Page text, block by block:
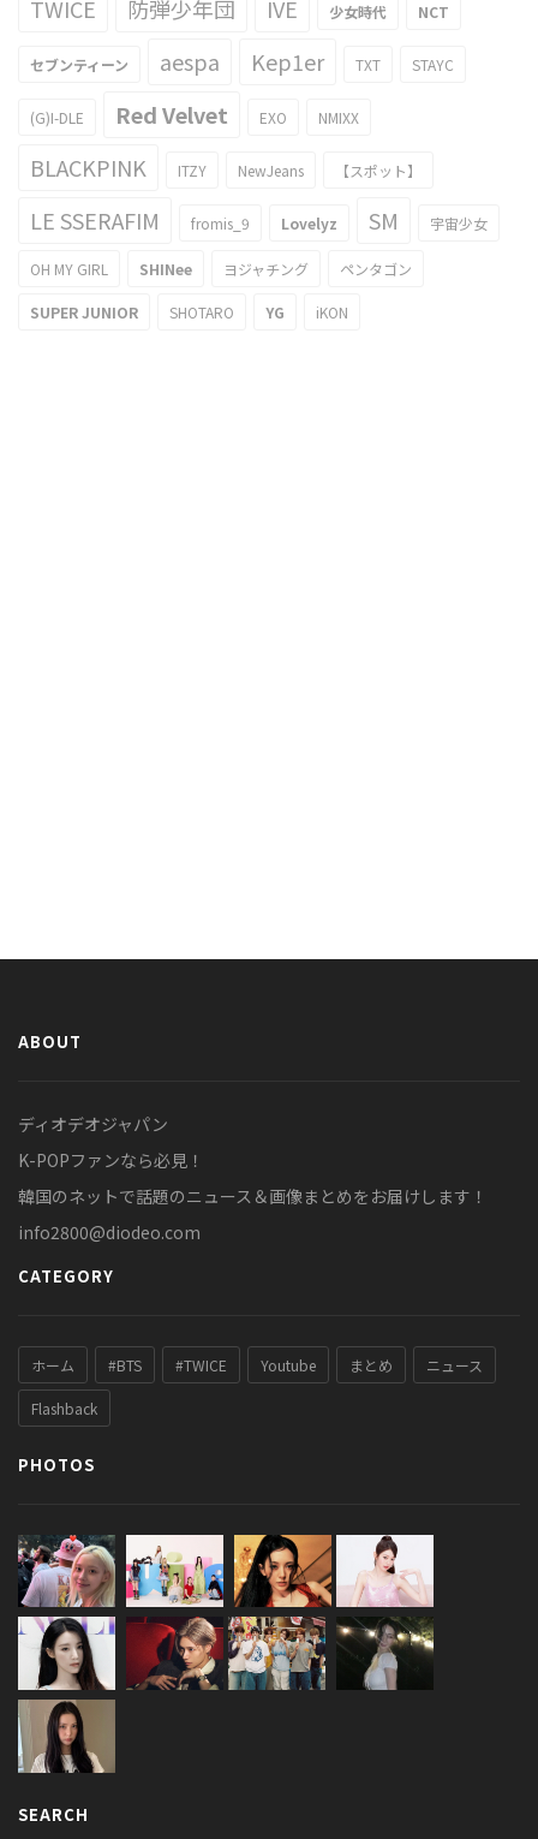
TWICE 防弾少年団 IVE 少女時代 NCT
セブンティーン aespa Kep1er TXT STAYC
(G)I-DLE Red Velvet EXO NMIXX
BLACKPINK ITZY NewJeans 【スポット】
LE SSERAFIM fromis_9 Lovelyz SM 宇宙少女
OH MY GIRL SHINee ヨジャチング ペンタゴン
SUPER JUNIOR SHOTARO YG iKON
ABOUT
ディオデオジャパン
K-POPファンなら必見！
韓国のネットで話題のニュース＆画像まとめをお届けします！
info2800@diodeo.com
CATEGORY
ホーム #BTS #TWICE Youtube まとめ ニュース
Flashback
PHOTOS
SEARCH